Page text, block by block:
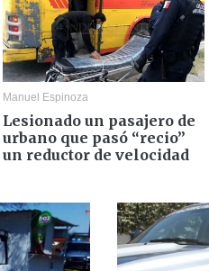
Manuel Espinoza
Lesionado un pasajero de
urbano que pasó “recio”
un reductor de velocidad